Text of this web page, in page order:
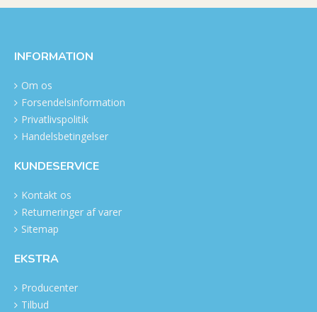
INFORMATION
Om os
Forsendelsinformation
Privatlivspolitik
Handelsbetingelser
KUNDESERVICE
Kontakt os
Returneringer af varer
Sitemap
EKSTRA
Producenter
Tilbud